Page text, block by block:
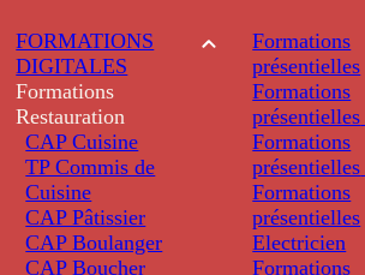
FORMATIONS
DIGITALES
Formations
Restauration
CAP Cuisine
TP Commis de
Cuisine
CAP Pâtissier
CAP Boulanger
CAP Boucher
Formations
présentielles
Formations
présentielles
Formations
présentielles
Formations
présentielles
Electricien
Formations